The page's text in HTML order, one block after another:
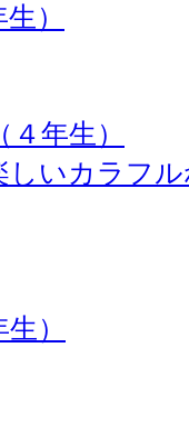
）
年生）
いカラフル
）